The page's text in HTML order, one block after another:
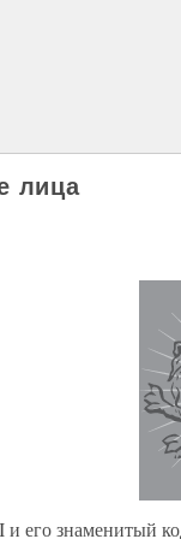
лица
его знаменитый